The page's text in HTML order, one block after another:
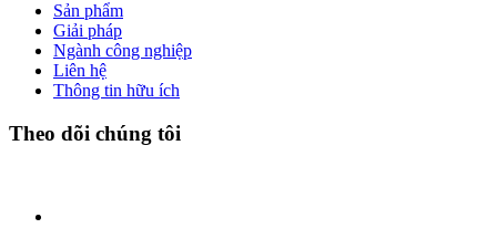
Sản phẩm
Giải pháp
Ngành công nghiệp
Liên hệ
Thông tin hữu ích
Theo dõi chúng tôi